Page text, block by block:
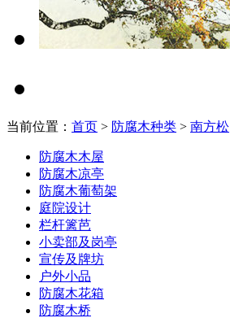
当前位置： 首页 > 防腐木种类 > 南方松
防腐木木屋
防腐木凉亭
防腐木葡萄架
庭院设计
栏杆篱芭
小卖部及岗亭
宣传及牌坊
户外小品
防腐木花箱
防腐木桥